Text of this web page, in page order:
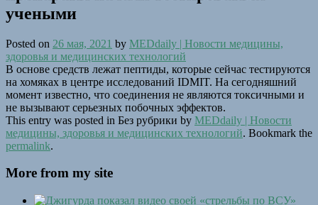
учеными
Posted on 26 мая, 2021 by MEDdaily | Hовости медицины,
здоровья и медицинских технологий
В основе средств лежат пептиды, которые сейчас тестируются
на хомяках в центре исследований IDMIT. На сегодняшний
момент известно, что соединения не являются токсичными и
не вызывают серьезных побочных эффектов.
This entry was posted in Без рубрики by MEDdaily | Hовости
медицины, здоровья и медицинских технологий. Bookmark the
permalink.
More from my site